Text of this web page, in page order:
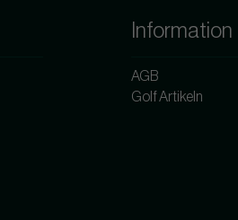
Information
AGB
Golf Artikeln